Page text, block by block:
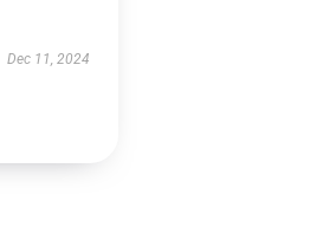
Dec 11, 2024